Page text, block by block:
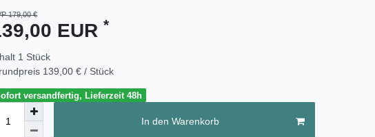
179,00 €
EUR *
1 Stück
139,00 € / Stück
versandfertig, Lieferzeit 48h
In den Warenkorb